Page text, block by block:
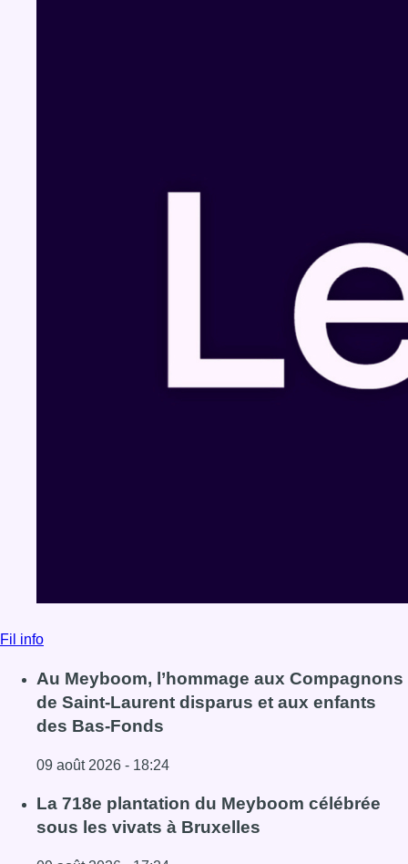
Fil info
Au Meyboom, l’hommage aux Compagnons
de Saint-Laurent disparus et aux enfants
des Bas-Fonds
09 août 2026 - 18:24
Lire l'article Au Meyboom, l’hommage aux
La 718e plantation du Meyboom célébrée
sous les vivats à Bruxelles